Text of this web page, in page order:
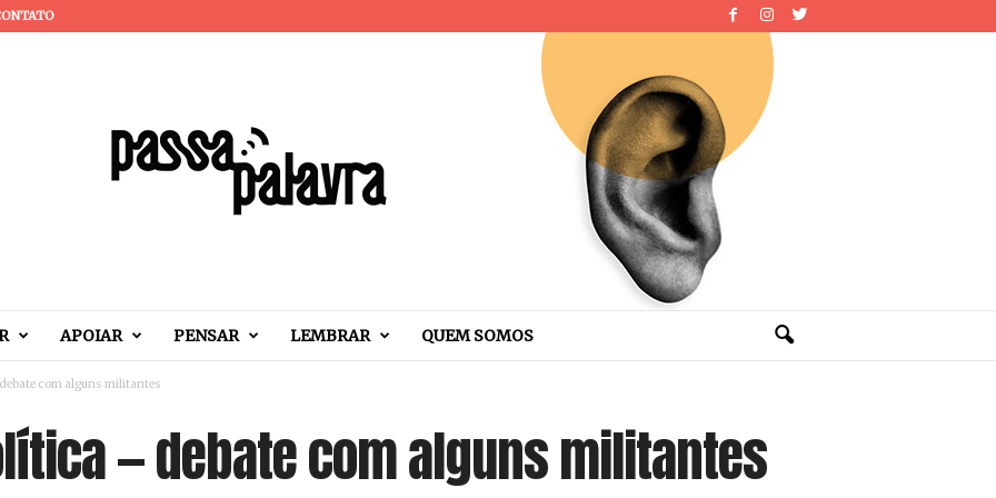
APOIAR PENSAR LEMBRAR QUEM SOMOS
com alguns militantes
— debate com alguns militantes